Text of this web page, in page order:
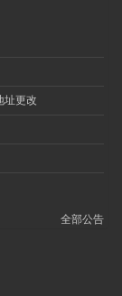
址更改
全部公告